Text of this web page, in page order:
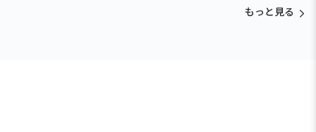
もっと見る